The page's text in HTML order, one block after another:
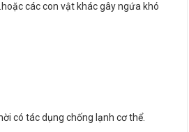
các con vật khác gây ngứa khó
có tác dụng chống lạnh cơ thể.